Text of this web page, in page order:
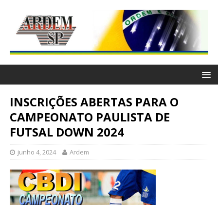
INSCRIÇÕES ABERTAS PARA O
CAMPEONATO PAULISTA DE
FUTSAL DOWN 2024
junho 4, 2024 Ardem